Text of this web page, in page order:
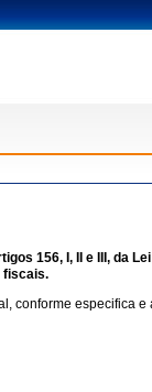
156, I, II e III, da
fiscais.
conforme especifica